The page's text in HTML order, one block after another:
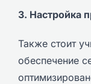
3. Настройка
Также стоит
обеспечение